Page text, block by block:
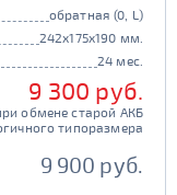
обратная (0, L)
242x175x190 мм.
24 мес.
9 300 руб.
обмене старой АКБ
типоразмера
9 900 руб.